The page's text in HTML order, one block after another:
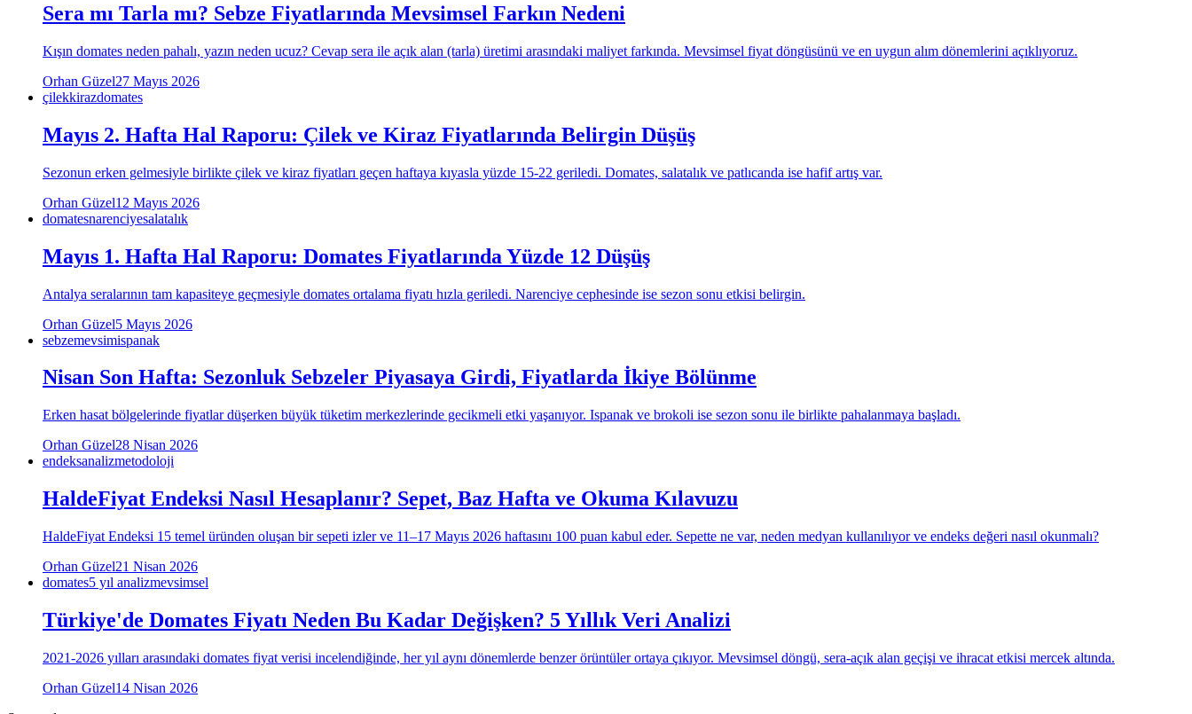
Sera mı Tarla mı? Sebze Fiyatlarında Mevsimsel Farkın Nedeni
Kışın domates neden pahalı, yazın neden ucuz? Cevap sera ile açık alan (tarla) üretimi arasındaki maliyet farkında. Mevsimsel fiyat döngüsünü ve en uygun alım dönemlerini açıklıyoruz.
Orhan Güzel27 Mayıs 2026
çilekkirazdomates
Mayıs 2. Hafta Hal Raporu: Çilek ve Kiraz Fiyatlarında Belirgin Düşüş
Sezonun erken gelmesiyle birlikte çilek ve kiraz fiyatları geçen haftaya kıyasla yüzde 15-22 geriledi. Domates, salatalık ve patlıcanda ise hafif artış var.
Orhan Güzel12 Mayıs 2026
domatesnarenciyesalatalık
Mayıs 1. Hafta Hal Raporu: Domates Fiyatlarında Yüzde 12 Düşüş
Antalya seralarının tam kapasiteye geçmesiyle domates ortalama fiyatı hızla geriledi. Narenciye cephesinde ise sezon sonu etkisi belirgin.
Orhan Güzel5 Mayıs 2026
sebzemevsimispanak
Nisan Son Hafta: Sezonluk Sebzeler Piyasaya Girdi, Fiyatlarda İkiye Bölünme
Erken hasat bölgelerinde fiyatlar düşerken büyük tüketim merkezlerinde gecikmeli etki yaşanıyor. Ispanak ve brokoli ise sezon sonu ile birlikte pahalanmaya başladı.
Orhan Güzel28 Nisan 2026
endeksanalizmetodoloji
HaldeFiyat Endeksi Nasıl Hesaplanır? Sepet, Baz Hafta ve Okuma Kılavuzu
HaldeFiyat Endeksi 15 temel üründen oluşan bir sepeti izler ve 11–17 Mayıs 2026 haftasını 100 puan kabul eder. Sepette ne var, neden medyan kullanılıyor ve endeks değeri nasıl okunmalı?
Orhan Güzel21 Nisan 2026
domates5 yıl analizmevsimsel
Türkiye'de Domates Fiyatı Neden Bu Kadar Değişken? 5 Yıllık Veri Analizi
2021-2026 yılları arasındaki domates fiyat verisi incelendiğinde, her yıl aynı dönemlerde benzer örüntüler ortaya çıkıyor. Mevsimsel döngü, sera-açık alan geçişi ve ihracat etkisi mercek altında.
Orhan Güzel14 Nisan 2026